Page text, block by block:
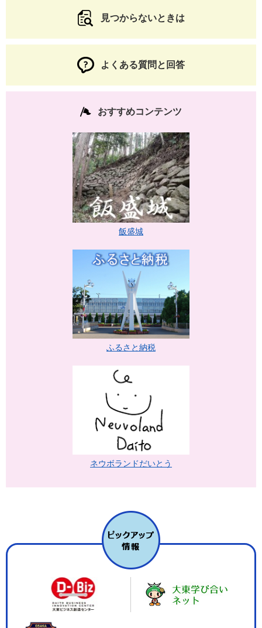
見つからないときは
よくある質問と回答
おすすめコンテンツ
飯盛城
ふるさと納税
ネウボランドだいとう